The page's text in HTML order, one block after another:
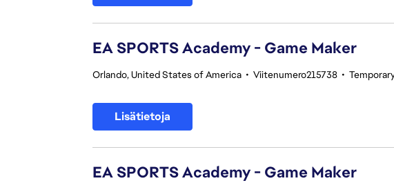
EA SPORTS Academy - Game Maker
Orlando, United States of America • Viitenumero215738 •
Lisätietoja
EA SPORTS Academy - Game Maker